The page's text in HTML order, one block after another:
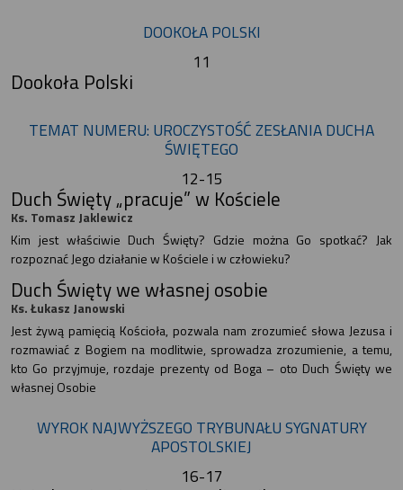
DOOKOŁA POLSKI
11
Dookoła Polski
TEMAT NUMERU: UROCZYSTOŚĆ ZESŁANIA DUCHA
ŚWIĘTEGO
12-15
Duch Święty „pracuje” w Kościele
Ks. Tomasz Jaklewicz
Kim jest właściwie Duch Święty? Gdzie można Go spotkać? Jak
rozpoznać Jego działanie w Kościele i w człowieku?
Duch Święty we własnej osobie
Ks. Łukasz Janowski
Jest żywą pamięcią Kościoła, pozwala nam zrozumieć słowa Jezusa i
rozmawiać z Bogiem na modlitwie, sprowadza zrozumienie, a temu,
kto Go przyjmuje, rozdaje prezenty od Boga – oto Duch Święty we
własnej Osobie
WYROK NAJWYŻSZEGO TRYBUNAŁU SYGNATURY
APOSTOLSKIEJ
16-17